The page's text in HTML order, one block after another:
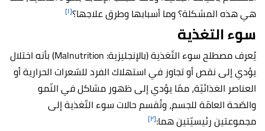
هي هذه المشكلة؟ وما أسبابها وطرق علاجها؟[١]
سوء التغذية
يُعرف مصطلح سوء التّغذية (بالإنجليزية: Malnutrition) بأنه اختلال
يؤدي إلى نقص أو تجاوز في استهلاك الفرد للسّعرات الحرارية أو
العناصر الغذائيّة، ممّا يؤدي إلى ظهور مشاكل في النّمو
والصّحة العامّة للجسم، وتُقسم حالات سوء التّغذية إلى
مجموعتين رئيسيّتين هما:[٢]